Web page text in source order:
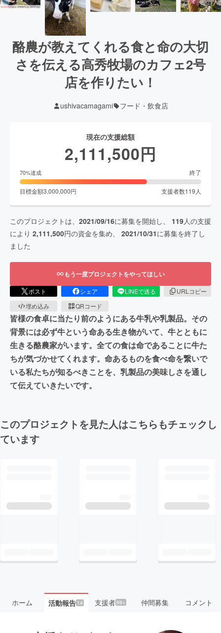
酪農が教えてくれる食と命の大切
さを伝える高秀牧場のカフェ2号
店を作りたい！
ushivacamagami フード・飲食店
現在の支援総額
2,111,500円
70%達成 終了
目標金額3,000,000円 支援者数119 人
このプロジェクトは、 2021/09/16に募集を開始し、 119人の支援
により 2,111,500円の資金を集め、 2021/10/31に募集を終了し
ました
もう一度プロジェクトをやってほしい
ポスト シェア LINEで送る
URLコピー
埋め込み
QRコード
皆様の食卓に当たり前のようにある牛乳や乳製品。その
背景には必ず牛という命ある生き物がいて、牛とともに
生きる酪農家がいます。全ての食は命であることに牛た
ちが気づかせてくれます。命あるものを食べ命を繋いで
いる私たちが知るべきことを、乳製品の美味しさを通し
て伝えていきたいです。
このプロジェクトを見た人はこちらもチェックし
ています
ホーム 活動報告14 支援者99+ 仲間募集 コメント